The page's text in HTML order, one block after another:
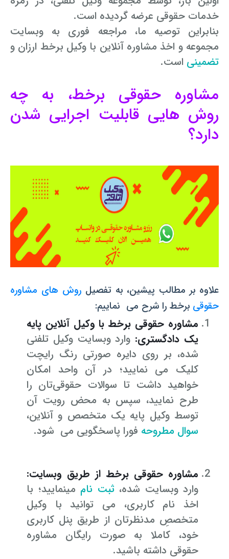
خدمات حقوقی عرضه گردیده است.
بنابراین توصیه ما، مراجعه فوری به وب­سایت
مجموعه و اخذ مشاوره آنلاین با وکیل برخط ارزان و
تضمینی است.
مشاوره حقوقی برخط، به چه
روش­ هایی قابلیت اجرایی شدن
دارد؟
علاوه بر مطالب پیشین، به تفصیل روش ­های مشاوره
حقوقی برخط را شرح می نماییم:
مشاوره حقوقی برخط با وکیل آنلاین پایه
یک دادگستری: وارد وب­سایت وکیل تلفنی
شده، بر روی دایره صورتی رنگ رایچت
کلیک می ­نمایید؛ در آن واحد امکان
خواهید داشت تا سوالات حقوقی‌تان را
طرح نمایید، سپس به محض رویت آن
توسط وکیل پایه یک متخصص و آنلاین،
سوال مطروحه فورا پاسخگویی می شود.
مشاوره حقوقی برخط از طریق وب­سایت:
وارد وب­سایت شده،ثبت نام می­نمایید؛ با
اخذ نام کاربری، می ­توانید با وکیل
متخصصِ مدنظرتان از طریق پنل کاربری
خود، کاملا به صورت رایگان مشاوره
حقوقی داشته باشید.